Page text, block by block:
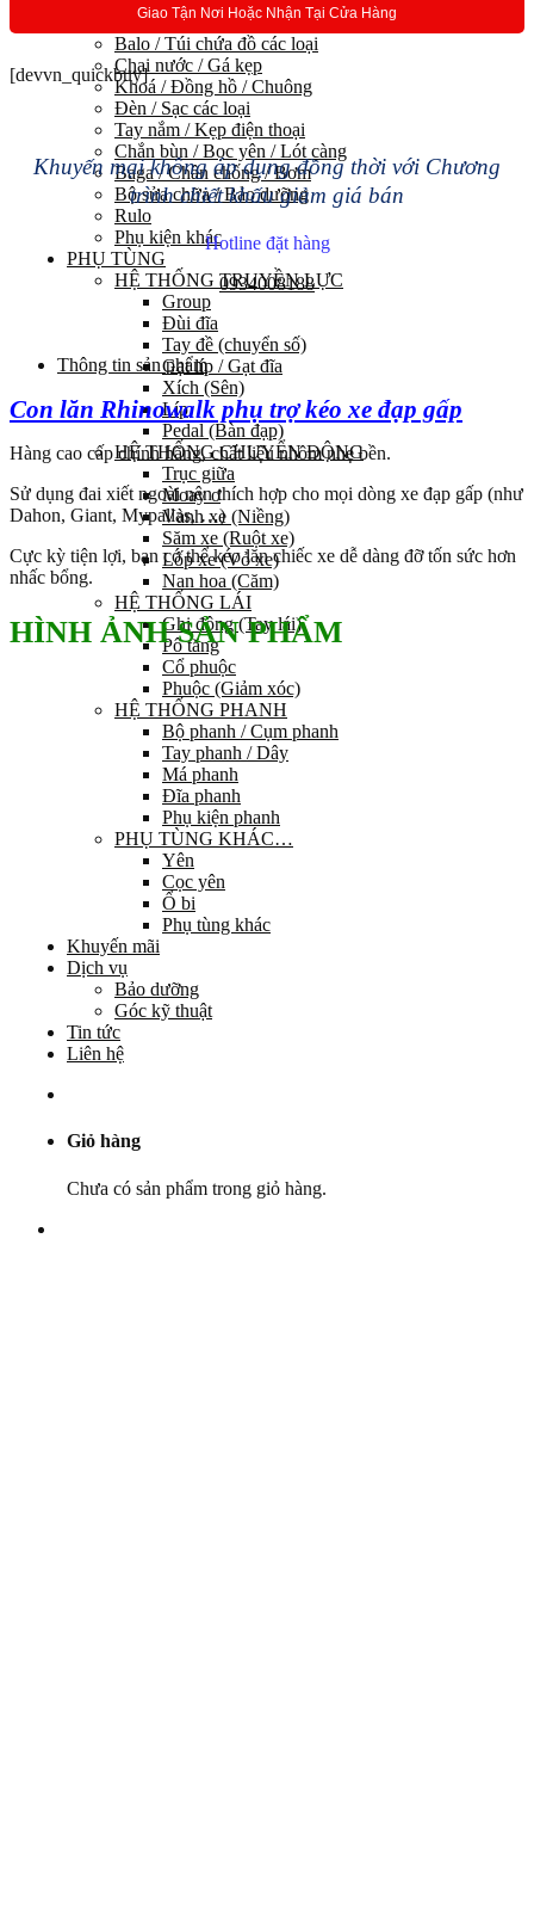
Trang phục đạp xe
Balo / Túi chứa đồ các loại
Chai nước / Gá kẹp
Khoá / Đồng hồ / Chuông
Đèn / Sạc các loại
Tay nắm / Kẹp điện thoại
Chắn bùn / Bọc yên / Lót càng
Baga / Chân chống / Bơm
Bộ sửa chữa / Bảo dưỡng
Rulo
Phụ kiện khác
PHỤ TÙNG
HỆ THỐNG TRUYỀN LỰC
Group
Đùi đĩa
Tay đề (chuyển số)
Gạt líp / Gạt đĩa
Xích (Sên)
Líp
Pedal (Bàn đạp)
HỆ THỐNG CHUYỂN ĐỘNG
Trục giữa
Moay ơ
Vành xe (Niềng)
Săm xe (Ruột xe)
Lốp xe (Vỏ xe)
Nan hoa (Căm)
HỆ THỐNG LÁI
Ghi đông (Tay lái)
Pô tăng
Cổ phuộc
Phuộc (Giảm xóc)
HỆ THỐNG PHANH
Bộ phanh / Cụm phanh
Tay phanh / Dây
Má phanh
Đĩa phanh
Phụ kiện phanh
PHỤ TÙNG KHÁC…
Yên
Cọc yên
Ổ bi
Phụ tùng khác
Khuyến mãi
Dịch vụ
Bảo dưỡng
Góc kỹ thuật
Tin tức
Liên hệ
Giỏ hàng
Chưa có sản phẩm trong giỏ hàng.
Giao Tận Nơi Hoặc Nhận Tại Cửa Hàng
[devvn_quickbuy]
Khuyến mại không áp dụng đồng thời với Chương
trình chiết khấu giảm giá bán
Hotline đặt hàng
0934008188
Thông tin sản phẩm
Con lăn Rhinowalk phụ trợ kéo xe đạp gấp
Hàng cao cấp chính hãng, chất liệu nhôm nhẹ bền.
Sử dụng đai xiết ngoài nên thích hợp cho mọi dòng xe đạp gấp (như
Dahon, Giant, Mypallas, …)
Cực kỳ tiện lợi, bạn có thể kéo lăn chiếc xe dễ dàng đỡ tốn sức hơn
nhấc bổng.
HÌNH ẢNH SẢN PHẨM